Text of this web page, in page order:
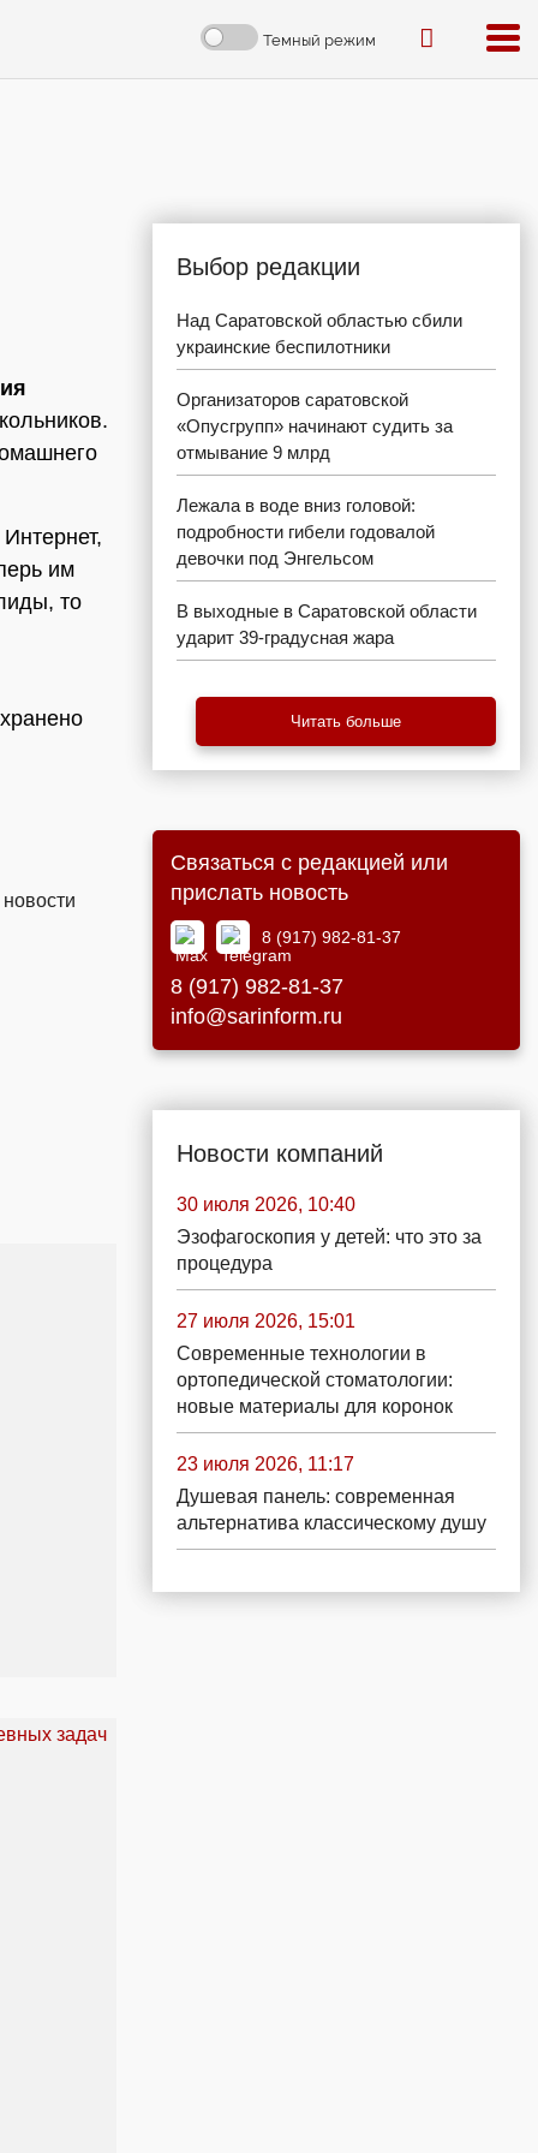
Темный режим
им
то
Выбор редакции
Над Саратовской областью сбили
украинские беспилотники
Организаторов саратовской
«Опусгрупп» начинают судить за
отмывание 9 млрд
Лежала в воде вниз головой:
подробности гибели годовалой
девочки под Энгельсом
В выходные в Саратовской области
ударит 39-градусная жара
Читать больше
Связаться с редакцией или
прислать новость
8 (917) 982-81-37
8 (917) 982-81-37
info@sarinform.ru
Новости компаний
30 июля 2026, 10:40
Эзофагоскопия у детей: что это за
процедура
27 июля 2026, 15:01
Современные технологии в
ортопедической стоматологии:
новые материалы для коронок
23 июля 2026, 11:17
Душевая панель: современная
альтернатива классическому душу